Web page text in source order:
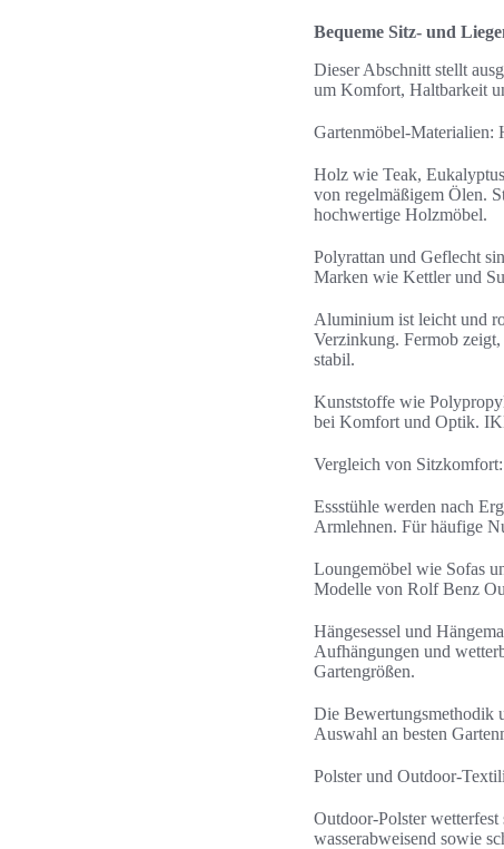
Bequeme Sitz- und
Dieser Abschnitt stellt
um Komfort, Haltbarkeit
Gartenmöbel-Materialien:
Holz wie Teak,
von regelmäßigem Ölen.
hochwertige Holzmöbel.
Polyrattan und Geflecht
Marken wie Kettler und
Aluminium ist leicht und
Verzinkung. Fermob
stabil.
Kunststoffe wie
bei Komfort und Optik.
Vergleich von
Essstühle werden nach
Armlehnen. Für häufige
Loungemöbel wie Sofas
Modelle von Rolf Benz
Hängesessel und
Aufhängungen und
Gartengrößen.
Die Bewertungsmethodik
Auswahl an besten
Polster und Outdoor-
Outdoor-Polster
wasserabweisend sowie